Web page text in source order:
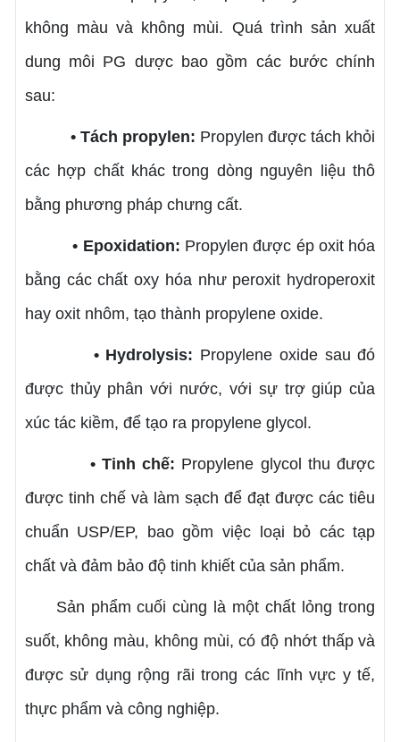
không màu và không mùi. Quá trình sản xuất
dung môi PG dược bao gồm các bước chính
sau:
• Tách propylen: Propylen được tách khỏi
các hợp chất khác trong dòng nguyên liệu thô
bằng phương pháp chưng cất.
• Epoxidation: Propylen được ép oxit hóa
bằng các chất oxy hóa như peroxit hydroperoxit
hay oxit nhôm, tạo thành propylene oxide.
• Hydrolysis: Propylene oxide sau đó
được thủy phân với nước, với sự trợ giúp của
xúc tác kiềm, để tạo ra propylene glycol.
• Tinh chế: Propylene glycol thu được
được tinh chế và làm sạch để đạt được các tiêu
chuẩn USP/EP, bao gồm việc loại bỏ các tạp
chất và đảm bảo độ tinh khiết của sản phẩm.
Sản phẩm cuối cùng là một chất lỏng trong
suốt, không màu, không mùi, có độ nhớt thấp và
được sử dụng rộng rãi trong các lĩnh vực y tế,
thực phẩm và công nghiệp.